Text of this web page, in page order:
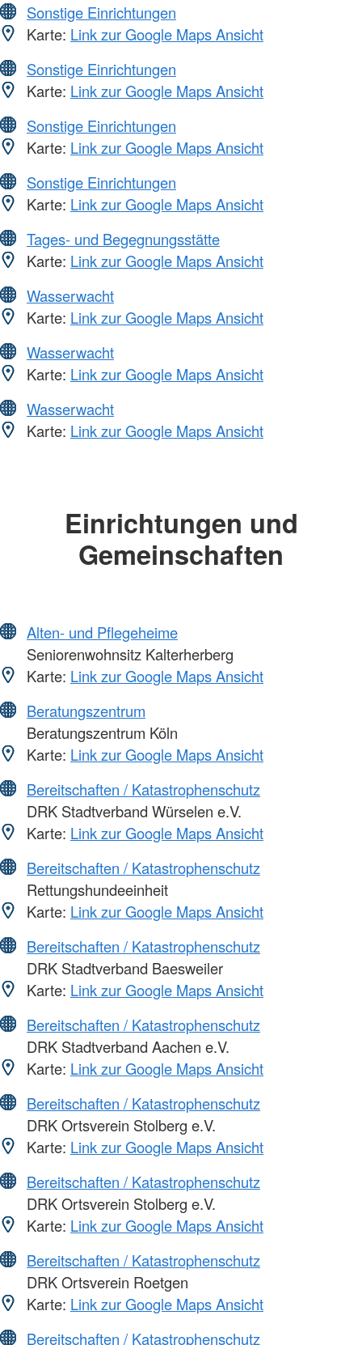
Sonstige Einrichtungen
Karte: Link zur Google Maps Ansicht
Sonstige Einrichtungen
Karte: Link zur Google Maps Ansicht
Sonstige Einrichtungen
Karte: Link zur Google Maps Ansicht
Sonstige Einrichtungen
Karte: Link zur Google Maps Ansicht
Tages- und Begegnungsstätte
Karte: Link zur Google Maps Ansicht
Wasserwacht
Karte: Link zur Google Maps Ansicht
Wasserwacht
Karte: Link zur Google Maps Ansicht
Wasserwacht
Karte: Link zur Google Maps Ansicht
Einrichtungen und
Gemeinschaften
Alten- und Pflegeheime
Seniorenwohnsitz Kalterherberg
Karte: Link zur Google Maps Ansicht
Beratungszentrum
Beratungszentrum Köln
Karte: Link zur Google Maps Ansicht
Bereitschaften / Katastrophenschutz
DRK Stadtverband Würselen e.V.
Karte: Link zur Google Maps Ansicht
Bereitschaften / Katastrophenschutz
Rettungshundeeinheit
Karte: Link zur Google Maps Ansicht
Bereitschaften / Katastrophenschutz
DRK Stadtverband Baesweiler
Karte: Link zur Google Maps Ansicht
Bereitschaften / Katastrophenschutz
DRK Stadtverband Aachen e.V.
Karte: Link zur Google Maps Ansicht
Bereitschaften / Katastrophenschutz
DRK Ortsverein Stolberg e.V.
Karte: Link zur Google Maps Ansicht
Bereitschaften / Katastrophenschutz
DRK Ortsverein Stolberg e.V.
Karte: Link zur Google Maps Ansicht
Bereitschaften / Katastrophenschutz
DRK Ortsverein Roetgen
Karte: Link zur Google Maps Ansicht
Bereitschaften / Katastrophenschutz